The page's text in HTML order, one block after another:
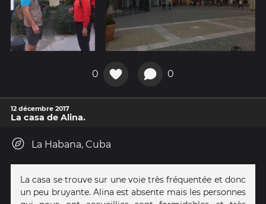
0 0
12 décembre 2017
La casa de Alina.
La Habana, Cuba
La casa se trouve sur une voie très fréquentée et donc
un peu bruyante. Alina est absente mais les personnes